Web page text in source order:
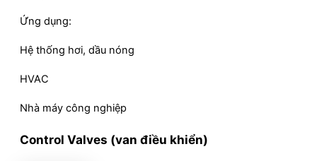
Ứng dụng:
Hệ thống hơi, dầu nóng
HVAC
Nhà máy công nghiệp
Control Valves (van điều khiển)